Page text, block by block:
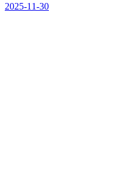
2025-11-30